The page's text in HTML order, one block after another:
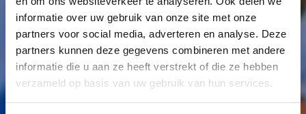
informatie over uw gebruik van onze site met onze
partners voor social media, adverteren en analyse. Deze
partners kunnen deze gegevens combineren met andere
informatie die u aan ze heeft verstrekt of die ze hebben
verzameld op basis van uw gebruik van hun services.